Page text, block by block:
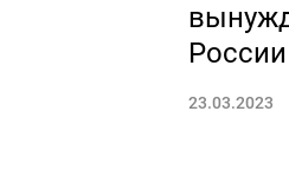
России
23.03.2023